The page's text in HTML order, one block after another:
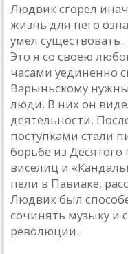
Людвик сгорел
жизнь для него
умел
Это я со своею
часами уединенно
Варыньскому
люди. В них он
деятельности.
поступками стали
борьбе из
виселиц и
пели в Павиаке,
Людвик был
сочинять музыку и
революции.